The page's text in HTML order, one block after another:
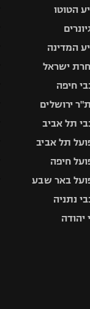
הטוטו
המדינה
ישראל
חיפה
ירושלים
תל אביב
תל אביב
חיפה
באר שבע
נתניה
יהודה